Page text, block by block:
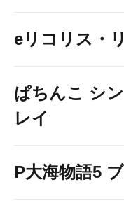
eリコリス・
ぱちんこ シ
レイ
P大海物語5